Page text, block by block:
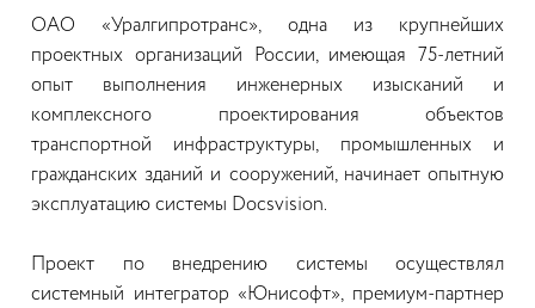
ОАО «Уралгипротранс», одна из крупнейших
проектных организаций России, имеющая 75-летний
опыт выполнения инженерных изысканий и
комплексного проектирования объектов
транспортной инфраструктуры, промышленных и
гражданских зданий и сооружений, начинает опытную
эксплуатацию системы Docsvision.
Проект по внедрению системы осуществлял
системный интегратор «Юнисофт», премиум-партнер